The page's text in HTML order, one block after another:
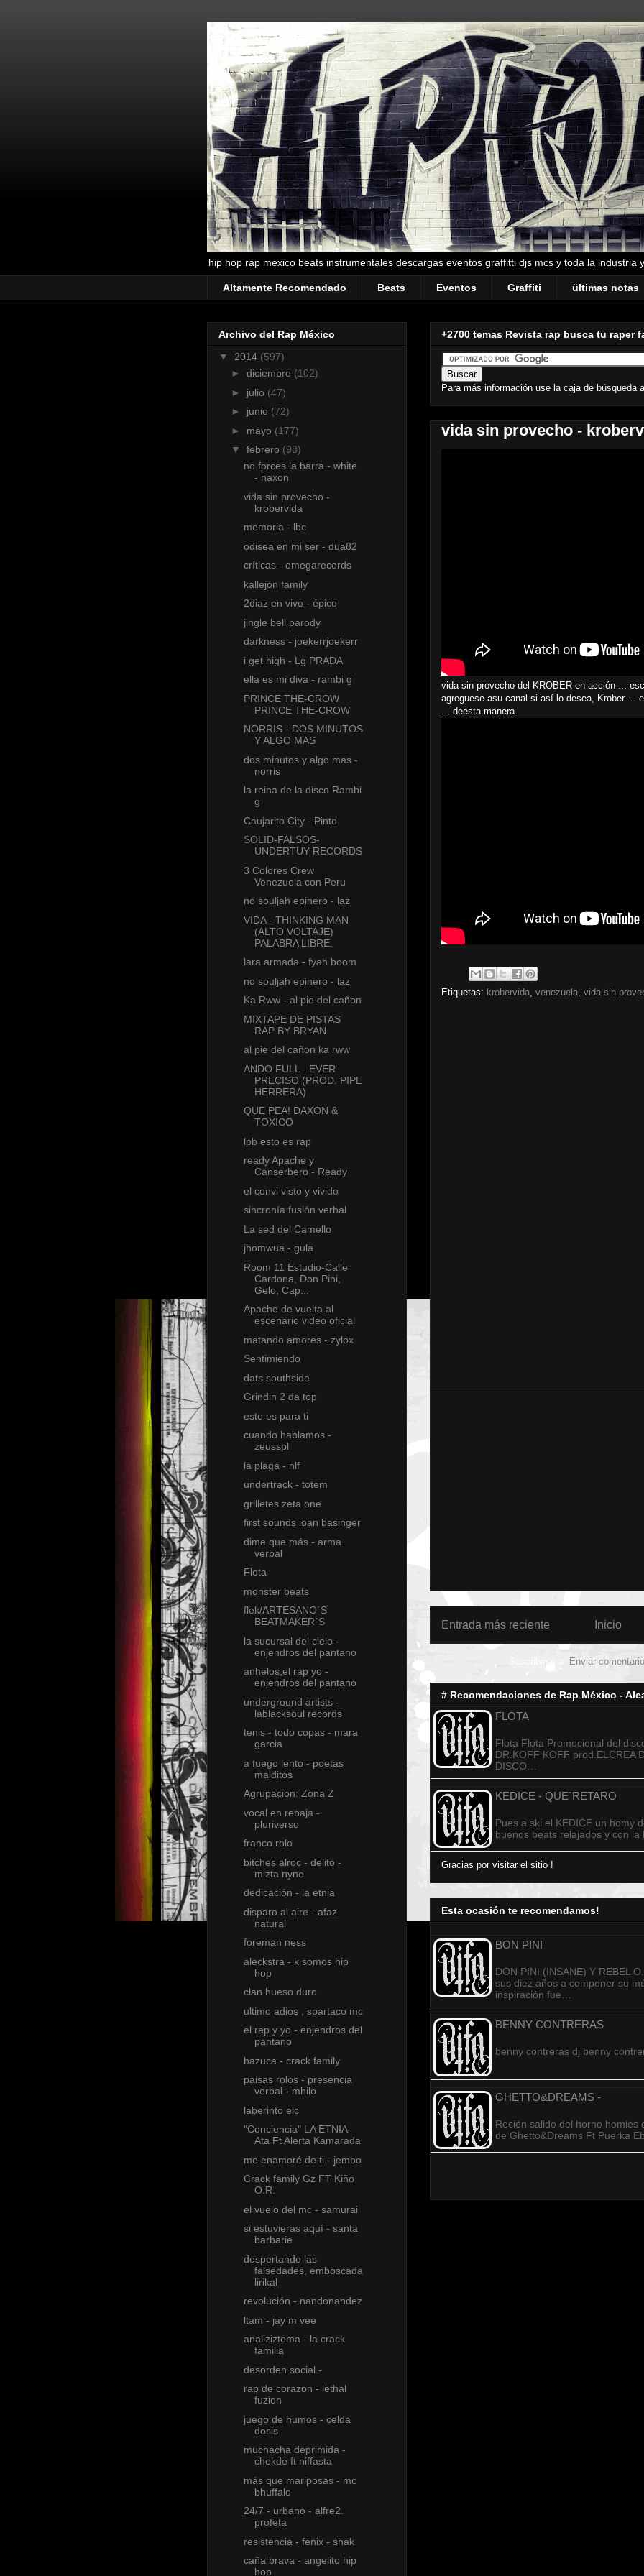
hip hop rap mexico beats instrumentales descargas eventos graffitti djs mcs y toda la industria
Altamente Recomendado Beats Eventos Graffiti ültimas notas
+2700 temas Revista rap busca tu raper
Para más información use la caja de búsqueda
vida sin provecho -
vida sin provecho del KROBER en acción ...
agreguese asu canal si así lo desea, Krober ...
... deesta manera
Etiquetas: krobervida, venezuela, vida sin
Entrada más reciente Inicio
Enviar
# Recomendaciones de Rap México -
FLOTA
Flota Flota Promocional del
DR.KOFF KOFF prod.ELCREA
DISCO…
KEDICE - QUE´RETARO
Pues a ski el KEDICE un homy
buenos beats relajados y con
Gracias por visitar el sitio !
Esta ocasión te recomendamos!
BON PINI
DON PINI (INSANE) Y REBEL
sus diez años a componer su
inspiración fue…
BENNY CONTRERAS
benny contreras dj benny
GHETTO&DREAMS -
Recién salido del horno homies
de Ghetto&Dreams Ft Puerka
Archivo del Rap México
▼ 2014 (597)
► diciembre (102)
► julio (47)
► junio (72)
► mayo (177)
▼ febrero (98)
no forces la barra - white
- naxon
vida sin provecho -
krobervida
memoria - lbc
odisea en mi ser - dua82
críticas - omegarecords
kallejón family
2diaz en vivo - épico
jingle bell parody
darkness - joekerrjoekerr
i get high - Lg PRADA
ella es mi diva - rambi g
PRINCE THE-CROW
PRINCE THE-CROW
NORRIS - DOS MINUTOS
Y ALGO MAS
dos minutos y algo mas -
norris
la reina de la disco Rambi
g
Caujarito City - Pinto
SOLID-FALSOS-
UNDERTUY RECORDS
3 Colores Crew
Venezuela con Peru
no souljah epinero - laz
VIDA - THINKING MAN
(ALTO VOLTAJE)
PALABRA LIBRE.
lara armada - fyah boom
no souljah epinero - laz
Ka Rww - al pie del cañon
MIXTAPE DE PISTAS
RAP BY BRYAN
al pie del cañon ka rww
ANDO FULL - EVER
PRECISO (PROD. PIPE
HERRERA)
QUE PEA! DAXON &
TOXICO
lpb esto es rap
ready Apache y
Canserbero - Ready
el convi visto y vivido
sincronía fusión verbal
La sed del Camello
jhomwua - gula
Room 11 Estudio-Calle
Cardona, Don Pini,
Gelo, Cap...
Apache de vuelta al
escenario video oficial
matando amores - zylox
Sentimiendo
dats southside
Grindin 2 da top
esto es para ti
cuando hablamos -
zeusspl
la plaga - nlf
undertrack - totem
grilletes zeta one
first sounds ioan basinger
dime que más - arma
verbal
Flota
monster beats
flek/ARTESANO´S
BEATMAKER´S
la sucursal del cielo -
enjendros del pantano
anhelos,el rap yo -
enjendros del pantano
underground artists -
lablacksoul records
tenis - todo copas - mara
garcia
a fuego lento - poetas
malditos
Agrupacion: Zona Z
vocal en rebaja -
pluriverso
franco rolo
bitches alroc - delito -
mizta nyne
dedicación - la etnia
disparo al aire - afaz
natural
foreman ness
aleckstra - k somos hip
hop
clan hueso duro
ultimo adios , spartaco mc
el rap y yo - enjendros del
pantano
bazuca - crack family
paisas rolos - presencia
verbal - mhilo
laberinto elc
"Conciencia" LA ETNIA-
Ata Ft Alerta Kamarada
me enamoré de ti - jembo
Crack family Gz FT Kiño
O.R.
el vuelo del mc - samurai
si estuvieras aquí - santa
barbarie
despertando las
falsedades, emboscada
lirikal
revolución - nandonandez
ltam - jay m vee
analiziztema - la crack
familia
desorden social -
rap de corazon - lethal
fuzion
juego de humos - celda
dosis
muchacha deprimida -
chekde ft niffasta
más que mariposas - mc
bhuffalo
24/7 - urbano - alfre2.
profeta
resistencia - fenix - shak
caña brava - angelito hip
hop